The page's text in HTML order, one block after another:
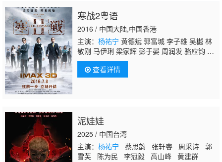
寒战2粤语
2016 / 中国大陆,中国香港
主演： 杨祐宁 黄德斌 郭富城 李子雄 吴樾 林
敬刚 马伊琍 梁家辉 彭于晏 周润发 骆应钧 张
国柱 林慧倩 何卓莹 李凯贤 黄文标 梁健平 周
笔畅 尹子维 廖殷曼 文咏珊 何伟业 杨采妮 李
治廷 林文龙 方健仪 伍家谦 邱万城 傅楚卉 黄
查看详情
泥娃娃
2025 / 中国台湾
主演： 杨祐宁 蔡思韵 张轩睿 周采诗 郭
雪芙 陈为民 李冠毅 高山峰 黄建群